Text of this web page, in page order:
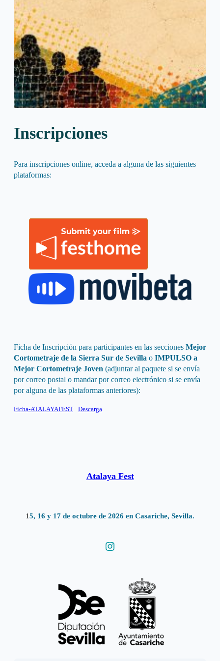
Inscripciones
Para inscripciones online, acceda a alguna de las siguientes
plataformas:
Ficha de Inscripción para participantes en las secciones Mejor
Cortometraje de la Sierra Sur de Sevilla o IMPULSO a
Mejor Cortometraje Joven (adjuntar al paquete si se envía
por correo postal o mandar por correo electrónico si se envía
por alguna de las plataformas anteriores):
Ficha-ATALAYAFEST Descarga
Atalaya Fest
15, 16 y 17 de octubre de 2026 en Casariche, Sevilla.
Instagram